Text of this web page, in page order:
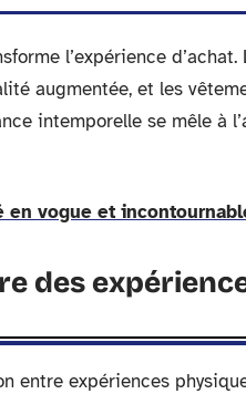
l’expérience
augmentée, et les
intemporelle se mêle à
vogue et
des
entre expériences